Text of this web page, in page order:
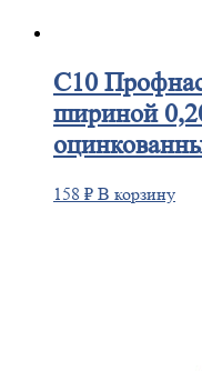
С10
шириной
158 ₽ В корзину